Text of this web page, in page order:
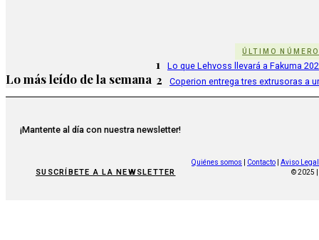
ÚLTIMO NÚMERO
Lo más leído de la semana
1 Lo que Lehvoss llevará a Fakuma
2 Coperion entrega tres extrusoras a
¡Mantente al día con nuestra newsletter!
SUSCRÍBETE A LA NEWSLETTER
Quiénes somos Contacto
Aviso Legal
© 2025